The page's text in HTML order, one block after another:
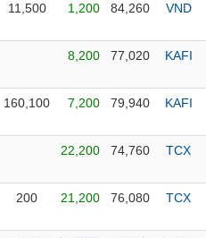
11,500 1,200 84,260 VND
8,200 77,020 KAFI
160,100 7,200 79,940 KAFI
22,200 74,760 TCX
200 21,200 76,080 TCX